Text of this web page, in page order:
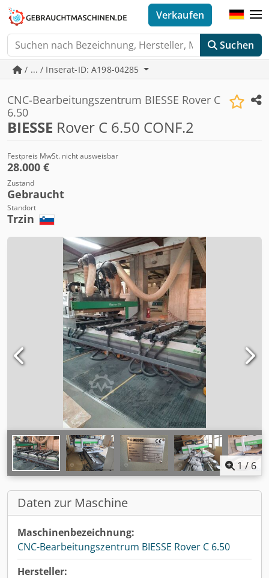
Suchen
Verkaufen
/ ... / Inserat-ID: A198-04285
CNC-Bearbeitungszentrum BIESSE Rover C
6.50
BIESSE Rover C 6.50 CONF.2
Festpreis MwSt. nicht ausweisbar
28.000 €
Zustand
Gebraucht
Standort
Trzin
1 / 6
Daten zur Maschine
Maschinenbezeichnung:
CNC-Bearbeitungszentrum BIESSE Rover C 6.50
Hersteller: